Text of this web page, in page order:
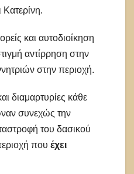
και αυτοδιοίκηση
αντίρρηση στην
στην περιοχή.
διαμαρτυρίες κάθε
συνεχώς την
του δασικού
που έχει